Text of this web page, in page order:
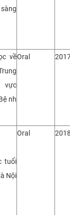
về
vực
Oral
tuổi
Nội
Oral